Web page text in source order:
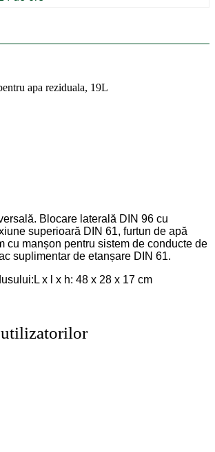
apa reziduala, 19L
Blocare laterală DIN 96 cu
superioară DIN 61, furtun de apă
cu manșon pentru sistem de conducte de
suplimentar de etanșare DIN 61.
x l x h: 48 x 28 x 17 cm
utilizatorilor